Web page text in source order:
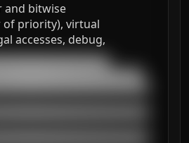
and bitwise
priority), virtual
accesses, debug,